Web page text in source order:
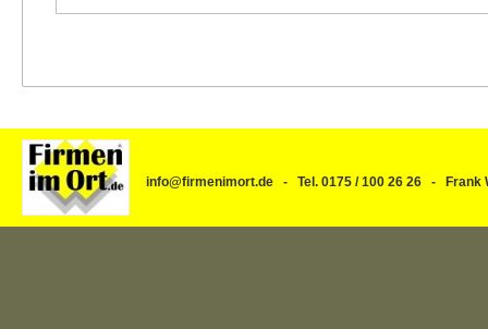
info@firmenimort.de - Tel. 0175 / 100 26 26 -